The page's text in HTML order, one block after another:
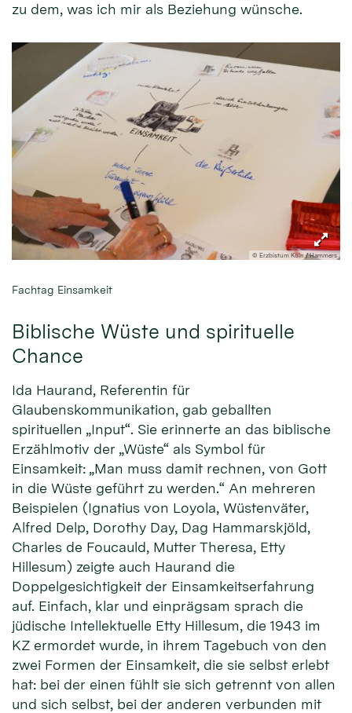
zu dem, was ich mir als Beziehung wünsche.
© Erzbistum Köln / Hammers
Fachtag Einsamkeit
Biblische Wüste und spirituelle
Chance
Ida Haurand, Referentin für
Glaubenskommunikation, gab geballten
spirituellen „Input“. Sie erinnerte an das biblische
Erzählmotiv der „Wüste“ als Symbol für
Einsamkeit: „Man muss damit rechnen, von Gott
in die Wüste geführt zu werden.“ An mehreren
Beispielen (Ignatius von Loyola, Wüstenväter,
Alfred Delp, Dorothy Day, Dag Hammarskjöld,
Charles de Foucauld, Mutter Theresa, Etty
Hillesum) zeigte auch Haurand die
Doppelgesichtigkeit der Einsamkeitserfahrung
auf. Einfach, klar und einprägsam sprach die
jüdische Intellektuelle Etty Hillesum, die 1943 im
KZ ermordet wurde, in ihrem Tagebuch von den
zwei Formen der Einsamkeit, die sie selbst erlebt
hat: bei der einen fühlt sie sich getrennt von allen
und sich selbst, bei der anderen verbunden mit